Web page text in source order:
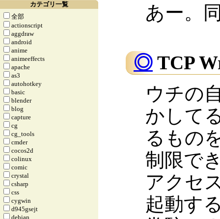
あー。
◎ TCP
ウチの
かして
るもの
制限で
アクセ
起動す
カテゴリ一覧
全部
actionscript
aggdraw
android
anime
animeeffects
apache
as3
autohotkey
basic
blender
blog
capture
cg
cg_tools
cmder
cocos2d
colinux
comic
crystal
csharp
css
cygwin
d945gsejt
debian